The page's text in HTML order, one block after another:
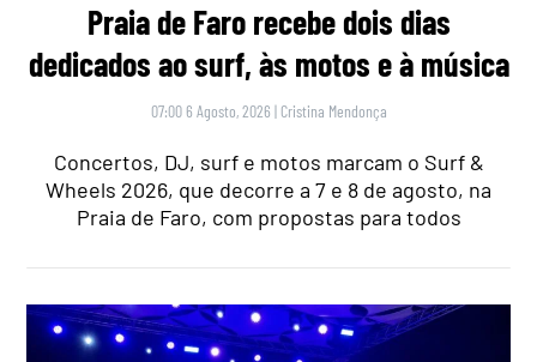
Praia de Faro recebe dois dias
dedicados ao surf, às motos e à música
07:00 6 Agosto, 2026 | Cristina Mendonça
Concertos, DJ, surf e motos marcam o Surf &
Wheels 2026, que decorre a 7 e 8 de agosto, na
Praia de Faro, com propostas para todos